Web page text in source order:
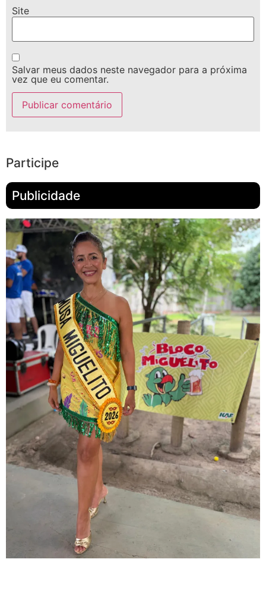
Site
Salvar meus dados neste navegador para a próxima
vez que eu comentar.
Participe
Publicidade